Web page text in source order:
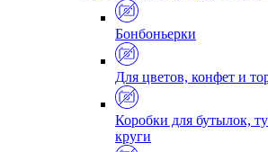
Бонбоньерки
Для цветов, конфет и
Коробки для бутылок,
круги